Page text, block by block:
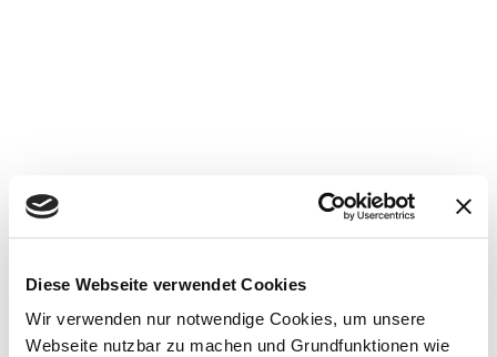
Diese Webseite verwendet Cookies
Wir verwenden nur notwendige Cookies, um unsere
Webseite nutzbar zu machen und Grundfunktionen wie